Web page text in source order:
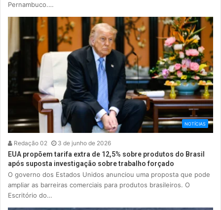
Pernambuco.…
NOTÍCIAS
Redação 02 3 de junho de 2026
EUA propõem tarifa extra de 12,5% sobre produtos do Brasil
após suposta investigação sobre trabalho forçado
O governo dos Estados Unidos anunciou uma proposta que pode
ampliar as barreiras comerciais para produtos brasileiros. O
Escritório do…